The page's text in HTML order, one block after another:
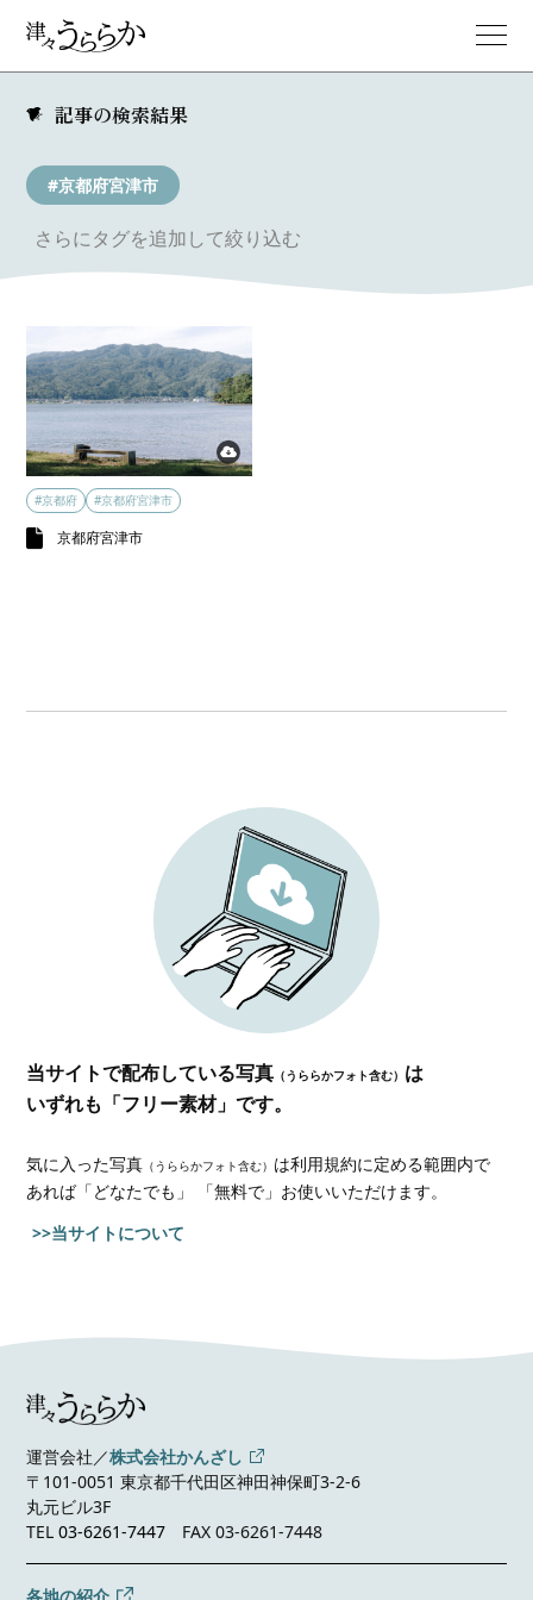
記事の検索結果
#京都府宮津市
さらにタグを追加して絞り込む
#京都府 #京都府宮津市
京都府宮津市
当サイトで配布している写真 （うららかフォト含む） は
いずれも「フリー素材」です。
気に入った写真 （うららかフォト含む） は利用規約に定める範囲内で
あれば「どなたでも」 「無料で」お使いいただけます。
>>当サイトについて
運営会社／株式会社かんざし
〒101-0051 東京都千代田区神田神保町3-2-6
丸元ビル3F
TEL03-6261-7447 FAX 03-6261-7448